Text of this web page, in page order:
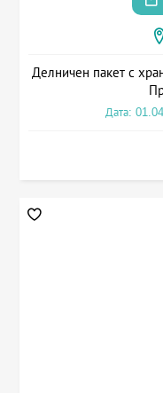
Делничен пакет с
Дата: